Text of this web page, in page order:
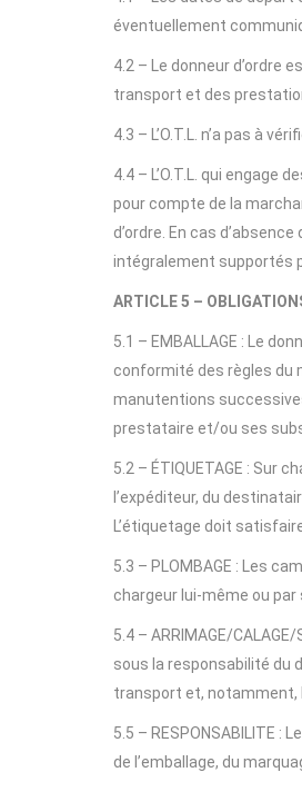
éventuellement
4.2 – Le donneur d’ordre
transport et des
4.3 – L’O.T.L. n’a pas à
4.4 – L’O.T.L. qui engage
pour compte de la
d’ordre. En cas
intégralement supportés
ARTICLE 5 –
5.1 – EMBALLAGE : Le
conformité des règles du
manutentions
prestataire et/ou ses
5.2 – ÉTIQUETAGE :
l’expéditeur, du
L’étiquetage doit
5.3 – PLOMBAGE : Les
chargeur lui-même ou par
5.4 – ARRIMAGE/
sous la responsabilité du
transport et, notamment,
5.5 – RESPONSABILITE :
de l’emballage, du